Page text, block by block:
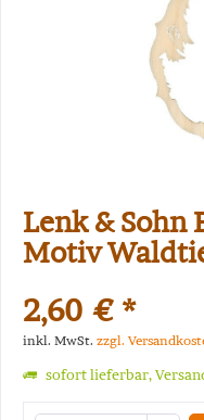
Lenk & Sohn
Motiv
2,60 € *
inkl. MwSt. zzgl.
sofort lieferbar,